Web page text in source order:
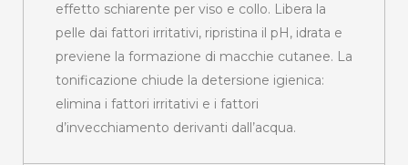
effetto schiarente per viso e collo. Libera la
pelle dai fattori irritativi, ripristina il pH, idrata e
previene la formazione di macchie cutanee. La
tonificazione chiude la detersione igienica:
elimina i fattori irritativi e i fattori
d’invecchiamento derivanti dall’acqua.